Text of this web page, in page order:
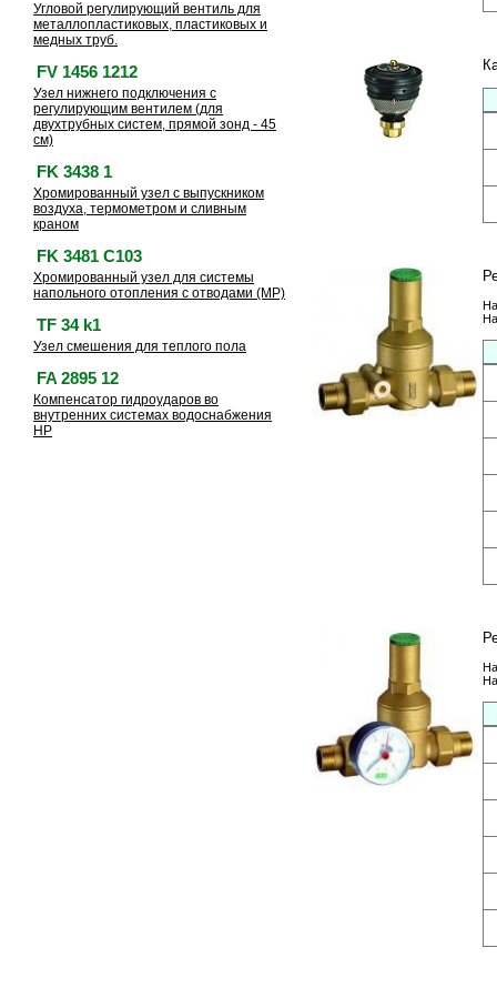
Угловой регулирующий вентиль для
металлопластиковых, пластиковых и
медных труб.
FV 1456 1212
Узел нижнего подключения с
регулирующим вентилем (для
двухтрубных систем, прямой зонд - 45
см)
FK 3438 1
Хромированный узел с выпускником
воздуха, термометром и сливным
краном
FK 3481 C103
Хромированный узел для системы
напольного отопления с отводами (МР)
TF 34 k1
Узел смешения для теплого пола
FA 2895 12
Компенсатор гидроударов во
внутренних системах водоснабжения
НР